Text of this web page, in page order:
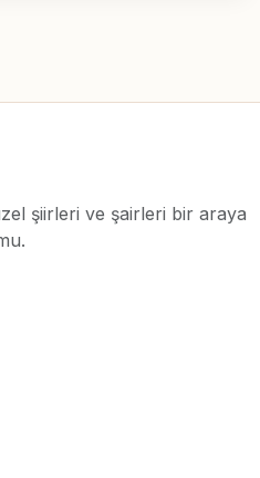
şiirleri ve şairleri bir araya